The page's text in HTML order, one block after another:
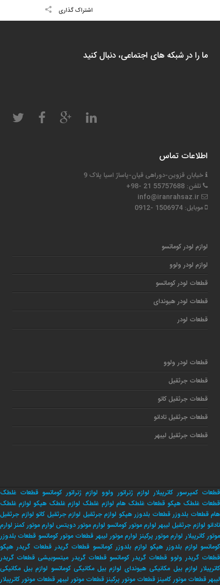
اشتراک گذاری
ما را در شبکه های اجتماعی، دنبال کنید
اطلاعات تماس
خیابان قزوین-دوراهی قپان-پاساژ اسیا پلاک 9
تلفن: 55757688 21 -98+
موبایل: 1506974 -0912
لوازم لودر کوماتسو
لوازم لودر ولوو
قطعات لودر کوماتسو
قطعات لودر هیوندای
قطعات لودر
قطعات لودر ولوو
قطعات جرثقیل
قطعات جرثقیل کاتو
قطعات جرثقیل تادانو
قطعات جرثقیل لیبهر
قطعات کمپرسور کاترپیلار لوازم ژنراتور ولوو لوازم ژنراتور کوماتسو قطعات غلطک
قطعات غلطک هپکو قطعات غلطک هام لوازم غلطک لوازم غلطک هپکو لوازم غلطک
هام قطعات بلدوزر قطعات بلدوزر هپکو لوازم جرثقیل لوازم جرثقیل کاتو لوازم جرثقیل
تادانو لوازم جرثقیل لیبهر لوارم موتور کوماتسو لوارم موتور دویتس لوارم موتور کمنز لوارم
موتور کاترپیلار لوارم موتور پرکینز لوارم موتور لیبهر قطعات موتور کوماتسو قطعات بلدوزر
کوماتسو لوازم بلدوزر هپکو لوازم بلدوزر کوماتسو قطعات گریدر قطعات گریدر هپکو
قطعات گریدر ولوو قطعات گریدر کوماتسو قطعات گریدر میتسوبیشی قطعات گریدر
کاترپیلار لوازم بیل مکانیکی هیوندای لوازم بیل مکانیکی کوماتسو لوازم بیل مکانیکی
لیبهرقطعات موتور کامینزقطعات موتور پرکینزقطعات موتور لیبهرقطعات موتور کاترپیلار